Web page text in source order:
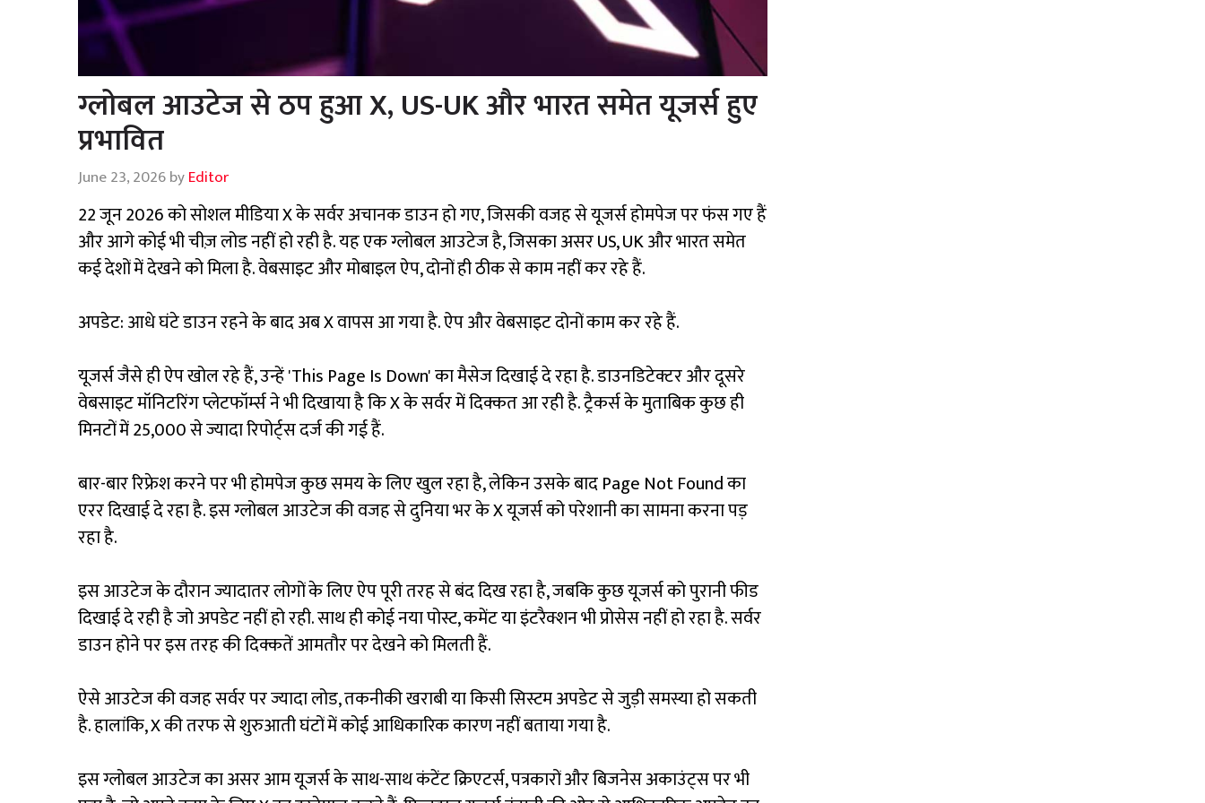
ग्लोबल आउटेज से ठप हुआ X, US-UK और भारत समेत यूजर्स हुए
प्रभावित
June 23, 2026byEditor
22 जून 2026 को सोशल मीडिया X के सर्वर अचानक डाउन हो गए, जिसकी वजह से यूजर्स होमपेज पर फंस गए हैं
और आगे कोई भी चीज़ लोड नहीं हो रही है. यह एक ग्लोबल आउटेज है, जिसका असर US, UK और भारत समेत
कई देशों में देखने को मिला है. वेबसाइट और मोबाइल ऐप, दोनों ही ठीक से काम नहीं कर रहे हैं.
अपडेट: आधे घंटे डाउन रहने के बाद अब X वापस आ गया है. ऐप और वेबसाइट दोनों काम कर रहे हैं.
यूजर्स जैसे ही ऐप खोल रहे हैं, उन्हें 'This Page Is Down' का मैसेज दिखाई दे रहा है. डाउनडिटेक्टर और दूसरे
वेबसाइट मॉनिटरिंग प्लेटफॉर्म्स ने भी दिखाया है कि X के सर्वर में दिक्कत आ रही है. ट्रैकर्स के मुताबिक कुछ ही
मिनटों में 25,000 से ज्यादा रिपोर्ट्स दर्ज की गई हैं.
बार-बार रिफ्रेश करने पर भी होमपेज कुछ समय के लिए खुल रहा है, लेकिन उसके बाद Page Not Found का
एरर दिखाई दे रहा है. इस ग्लोबल आउटेज की वजह से दुनिया भर के X यूजर्स को परेशानी का सामना करना पड़
रहा है.
इस आउटेज के दौरान ज्यादातर लोगों के लिए ऐप पूरी तरह से बंद दिख रहा है, जबकि कुछ यूजर्स को पुरानी फीड
दिखाई दे रही है जो अपडेट नहीं हो रही. साथ ही कोई नया पोस्ट, कमेंट या इंटरैक्शन भी प्रोसेस नहीं हो रहा है. सर्वर
डाउन होने पर इस तरह की दिक्कतें आमतौर पर देखने को मिलती हैं.
ऐसे आउटेज की वजह सर्वर पर ज्यादा लोड, तकनीकी खराबी या किसी सिस्टम अपडेट से जुड़ी समस्या हो सकती
है. हालांकि, X की तरफ से शुरुआती घंटों में कोई आधिकारिक कारण नहीं बताया गया है.
इस ग्लोबल आउटेज का असर आम यूजर्स के साथ-साथ कंटेंट क्रिएटर्स, पत्रकारों और बिजनेस अकाउंट्स पर भी